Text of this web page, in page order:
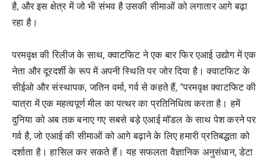
है, और इस क्षेत्र में जो भी संभव है उसकी सीमाओं को लगातार आगे बढ़ा
रहा है।
परमवृक्ष की रिलीज के साथ, क्वाटफिट ने एक बार फिर एआई उद्योग में एक
नेता और दूरदर्शी के रूप में अपनी स्थिति पर जोर दिया है। क्वाटफिट के
सीईओ और संस्थापक, जतिन वर्मा, गर्व से कहते हैं, "परमवृक्ष क्वाटफिट की
यात्रा में एक महत्वपूर्ण मील का पत्थर का प्रतिनिधित्व करता है। हमें
दुनिया को अब तक बनाए गए सबसे बड़े एआई मॉडल के साथ पेश करने पर
गर्व है, जो एआई की सीमाओं को आगे बढ़ाने के लिए हमारी प्रतिबद्धता को
दर्शाता है। हासिल कर सकते हैं। यह सफलता वैज्ञानिक अनुसंधान, डेटा